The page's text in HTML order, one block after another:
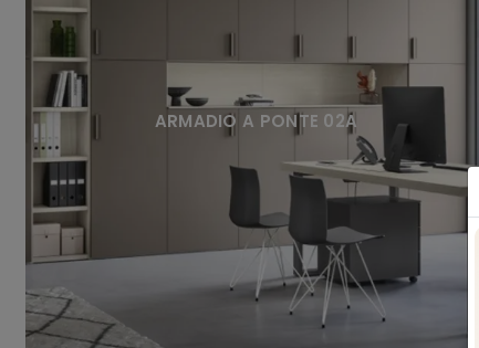
ARMADIO A PONTE 02A